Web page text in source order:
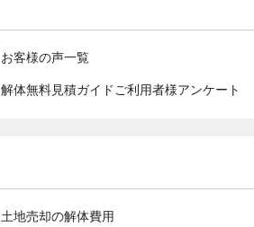
お客様の声一覧
解体無料見積ガイドご利用者様アンケート
土地売却の解体費用